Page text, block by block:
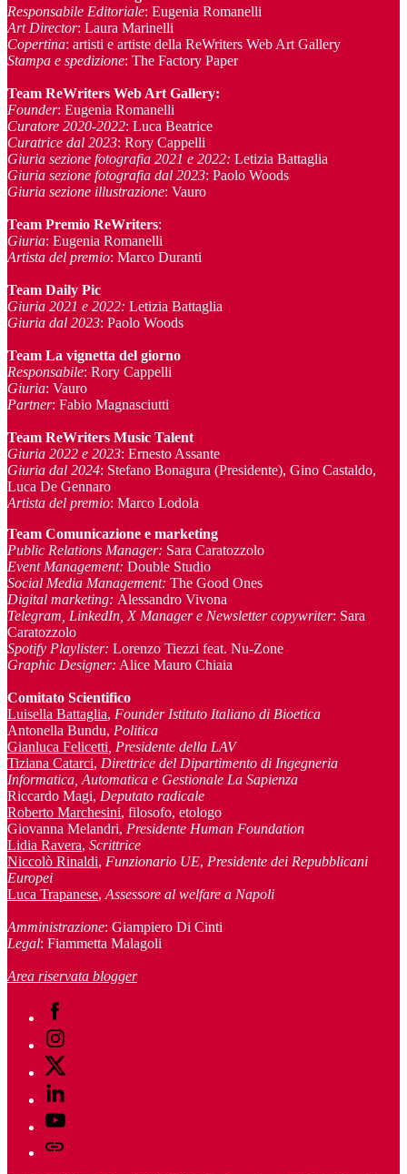
Responsabile Editoriale: Eugenia Romanelli
Art Director: Laura Marinelli
Copertina: artisti e artiste della ReWriters Web Art Gallery
Stampa e spedizione: The Factory Paper
Team ReWriters Web Art Gallery:
Founder: Eugenia Romanelli
Curatore 2020-2022: Luca Beatrice
Curatrice dal 2023: Rory Cappelli
Giuria sezione fotografia 2021 e 2022: Letizia Battaglia
Giuria sezione fotografia dal 2023: Paolo Woods
Giuria sezione illustrazione: Vauro
Team Premio ReWriters:
Giuria: Eugenia Romanelli
Artista del premio: Marco Duranti
Team Daily Pic
Giuria 2021 e 2022: Letizia Battaglia
Giuria dal 2023: Paolo Woods
Team La vignetta del giorno
Responsabile: Rory Cappelli
Giuria: Vauro
Partner: Fabio Magnasciutti
Team ReWriters Music Talent
Giuria 2022 e 2023: Ernesto Assante
Giuria dal 2024: Stefano Bonagura (Presidente), Gino Castaldo,
Luca De Gennaro
Artista del premio: Marco Lodola
Team Comunicazione e marketing
Public Relations Manager: Sara Caratozzolo
Event Management: Double Studio
Social Media Management: The Good Ones
Digital marketing: Alessandro Vivona
Telegram, LinkedIn, X Manager e Newsletter copywriter: Sara
Caratozzolo
Spotify Playlister: Lorenzo Tiezzi feat. Nu-Zone
Graphic Designer: Alice Mauro Chiaia
Comitato Scientifico
Luisella Battaglia, Founder Istituto Italiano di Bioetica
Antonella Bundu, Politica
Gianluca Felicetti , Presidente della LAV
Tiziana Catarci, Direttrice del Dipartimento di Ingegneria
Informatica, Automatica e Gestionale La Sapienza
Riccardo Magi, Deputato radicale
Roberto Marchesini, filosofo, etologo
Giovanna Melandri, Presidente Human Foundation
Lidia Ravera, Scrittrice
Niccolò Rinaldi, Funzionario UE, Presidente dei Repubblicani
Europei
Luca Trapanese, Assessore al welfare a Napoli
Amministrazione: Giampiero Di Cinti
Legal: Fiammetta Malagoli
Area riservata blogger
Facebook
Instagram
Twitter
Linkedin
Youtube
Telegram